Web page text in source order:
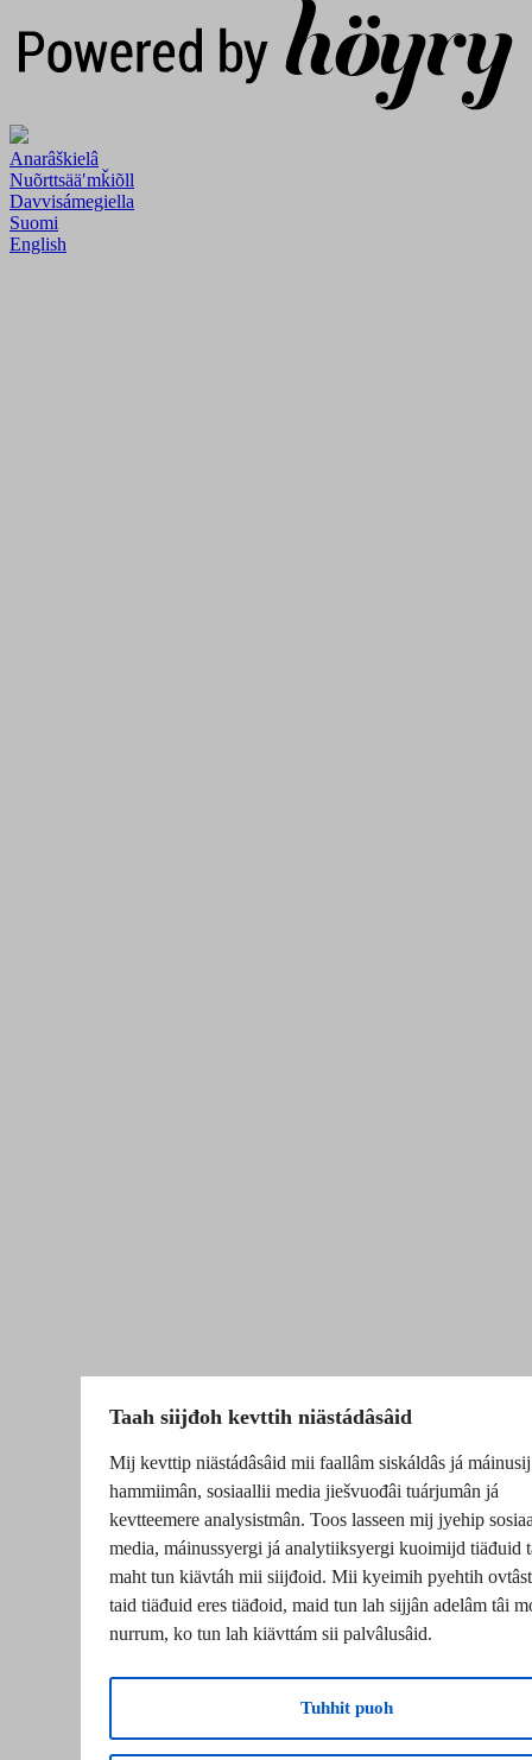
Taah siijđoh kevttih niästádâsâid
Mij kevttip niästádâsâid mii faallâm siskáldâs já máinusij
hammiimân, sosiaallii media jiešvuođâi tuárjumân já
kevtteemere analysistmân. Toos lasseen mij jyehip
media, máinussyergi já analytiiksyergi kuoimijd tiäđuid
maht tun kiävtáh mii siijđoid. Mii kyeimih pyehtih
taid tiäđuid eres tiäđoid, maid tun lah sijjân adelâm tâi
nurrum, ko tun lah kiävttám sii palvâlusâid.
Tuhhit puoh
Anarâškielâ
Nuõrttsääʹmǩiõll
Davvisámegiella
Suomi
English